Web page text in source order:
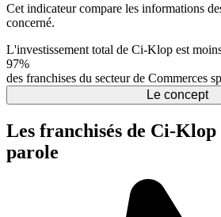
Cet indicateur compare les informations
concerné.
L'investissement total de Ci-Klop est
97%
des franchises du secteur de Commerces
Le concept
Les franchisés de Ci-
parole